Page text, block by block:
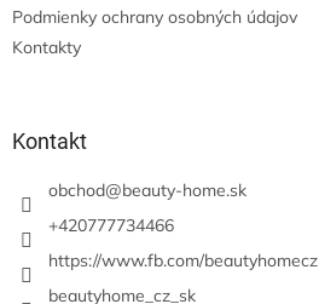
Podmienky ochrany osobných údajov
Kontakty
Kontakt
obchod@beauty-home.sk
+420777734466
https://www.fb.com/beautyhomecz
beautyhome_cz_sk